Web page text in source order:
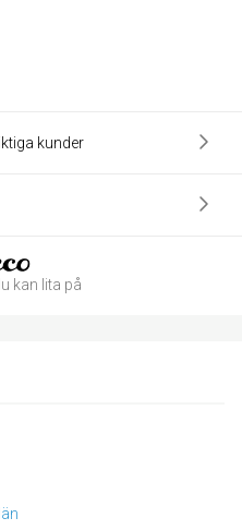
kunder
kan lita på